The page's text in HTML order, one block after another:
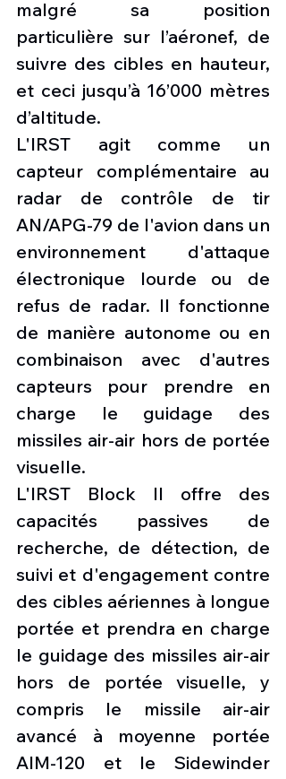
malgré sa position
particulière sur l’aéronef, de
suivre des cibles en hauteur,
et ceci jusqu’à 16’000 mètres
d’altitude.
L'IRST agit comme un
capteur complémentaire au
radar de contrôle de tir
AN/APG-79 de l'avion dans un
environnement d'attaque
électronique lourde ou de
refus de radar. Il fonctionne
de manière autonome ou en
combinaison avec d'autres
capteurs pour prendre en
charge le guidage des
missiles air-air hors de portée
visuelle.
L'IRST Block II offre des
capacités passives de
recherche, de détection, de
suivi et d'engagement contre
des cibles aériennes à longue
portée et prendra en charge
le guidage des missiles air-air
hors de portée visuelle, y
compris le missile air-air
avancé à moyenne portée
AIM-120 et le Sidewinder